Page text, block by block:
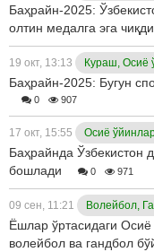
Баҳрайн-2025:
олтин медалга эга чиқди
19 окт, 13:13 Кураш, Осиё
Баҳрайн-2025: Бугун
0 907
17 окт, 15:55 Осиё
Баҳрайнда Ўзбекистон
бошлади
0 971
09 сен, 11:21 Волейбол,
Ёшлар ўртасидаги Осиё
волейбол ва гандбол